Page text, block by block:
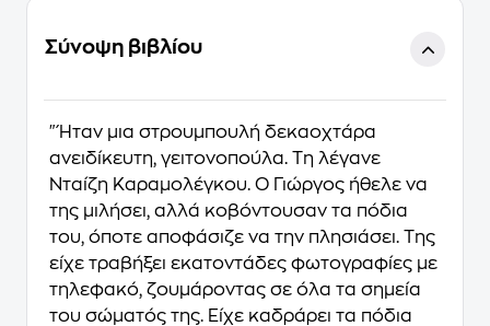
Σύνοψη βιβλίου
"Ήταν μια στρουμπουλή δεκαοχτάρα
ανειδίκευτη, γειτονοπούλα. Τη λέγανε
Νταίζη Καραμολέγκου. Ο Γιώργος ήθελε να
της μιλήσει, αλλά κοβόντουσαν τα πόδια
του, όποτε αποφάσιζε να την πλησιάσει. Της
είχε τραβήξει εκατοντάδες φωτογραφίες με
τηλεφακό, ζουμάροντας σε όλα τα σημεία
του σώματός της. Είχε καδράρει τα πόδια